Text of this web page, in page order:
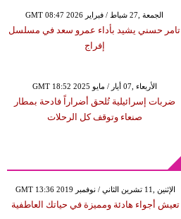
GMT 08:47 2026 الجمعة ,27 شباط / فبراير
تامر حسني يشيد بأداء عمرو سعد في مسلسل
إفراج
GMT 18:52 2025 الأربعاء ,07 أيار / مايو
ضربات إسرائيلية تُلحق أضراراً فادحة بمطار
صنعاء وتوقف كل الرحلات
GMT 13:36 2019 الإثنين ,11 تشرين الثاني / نوفمبر
تعيش أجواء هادئة ومميزة في حياتك العاطفية